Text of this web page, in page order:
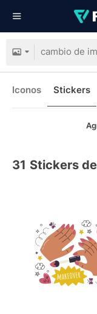
Iconos Stickers
31 Stickers